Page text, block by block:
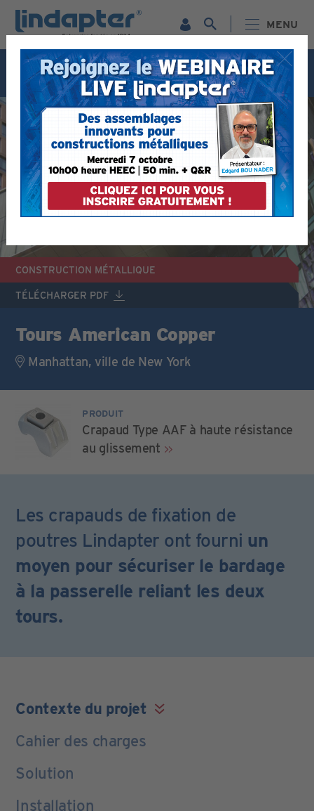
MENU
Webinaire live - 7 octobre. Pour plus d'informations et
pour vous inscrire gratuitement,cliquez ici
CONSTRUCTION MÉTALLIQUE
TÉLÉCHARGER PDF
Tours American Copper
Manhattan, ville de New York
PRODUIT
Crapaud Type AAF à haute résistance
au glissement
Les crapauds de fixation de
poutres Lindapter ont fourni un
moyen pour sécuriser le bardage
à la passerelle reliant les deux
tours.
Contexte du projet
Cahier des charges
Solution
Installation